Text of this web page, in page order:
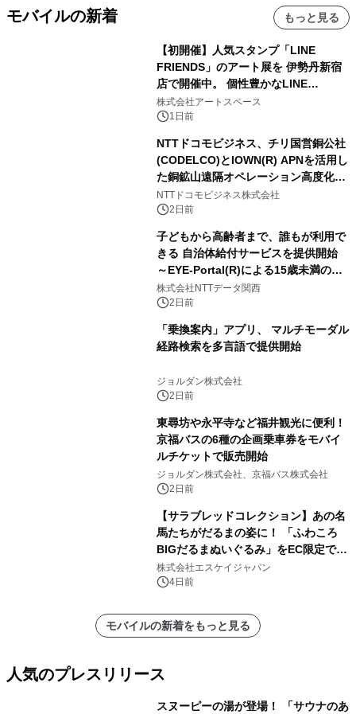
モバイルの新着 もっと見る
【初開催】人気スタンプ「LINE
FRIENDS」のアート展を 伊勢丹新宿
店で開催中。 個性豊かなLINE
FRIENDSの仲間たちが インテリアア
ートとして新たな魅力を発信。
株式会社アートスペース
1日前
NTTドコモビジネス、チリ国営銅公社
(CODELCO)とIOWN(R) APNを活用し
た銅鉱山遠隔オペレーション高度化に
向けた調査・実証を開始
NTTドコモビジネス株式会社
2日前
子どもから高齢者まで、誰もが利用で
きる 自治体給付サービスを提供開始
～EYE-Portal(R)による15歳未満の本
人認証と デジタルデバイド対策で実現
～
株式会社NTTデータ関西
2日前
「乗換案内」アプリ、 マルチモーダル
経路検索を多言語で提供開始
ジョルダン株式会社
2日前
東尋坊や永平寺など福井観光に便利！
京福バスの6種の企画乗車券をモバイ
ルチケットで販売開始
ジョルダン株式会社、京福バス株式会社
2日前
【サラブレッドコレクション】あの名
馬たちがだるまの姿に！ 「ふわころ
BIGだるまぬいぐるみ」をEC限定で受
注販売開始
株式会社エスケイジャパン
4日前
モバイルの新着をもっと見る
人気のプレスリリース
スヌーピーの湯が登場！ 「サウナのあ